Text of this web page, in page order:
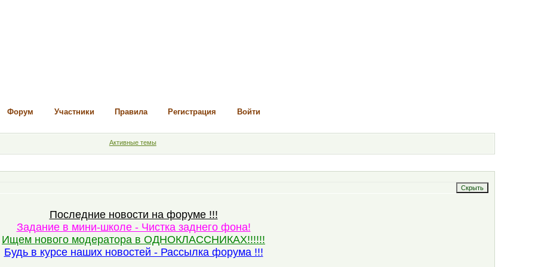
Форум Участники Правила Регистрация Войти
Активные темы
Последние новости на форуме !!!
Задание в мини-школе - Чистка заднего фона!
Ищем нового модератора в ОДНОКЛАССНИКАХ!!!!!!
Будь в курсе наших новостей - Рассылка форума !!!